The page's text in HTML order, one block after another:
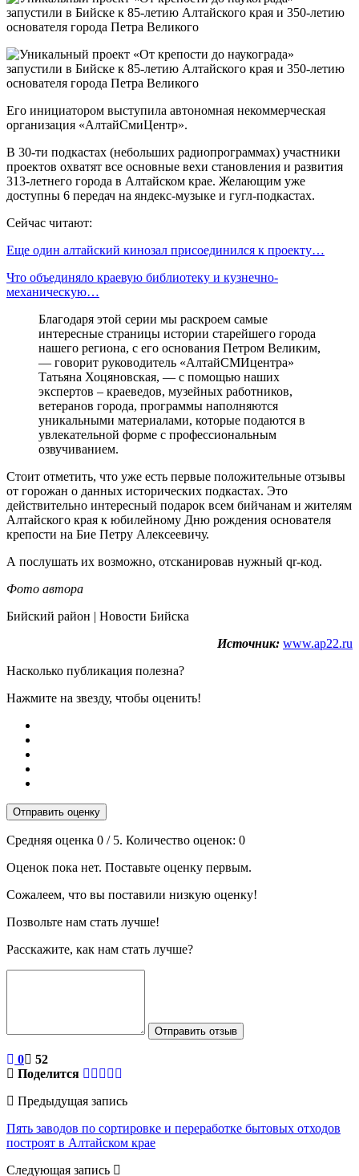
Его инициатором выступила автономная некоммерческая
организация «АлтайСмиЦентр».
В 30-ти подкастах (небольших радиопрограммах) участники
проектов охватят все основные вехи становления и развития
313-летнего города в Алтайском крае. Желающим уже
доступны 6 передач на яндекс-музыке и гугл-подкастах.
Сейчас читают:
Еще один алтайский кинозал присоединился к проекту…
Что объединяло краевую библиотеку и кузнечно-
механическую…
Благодаря этой серии мы раскроем самые
интересные страницы истории старейшего города
нашего региона, с его основания Петром Великим,
— говорит руководитель «АлтайСМИцентра»
Татьяна Хоцяновская, — с помощью наших
экспертов – краеведов, музейных работников,
ветеранов города, программы наполняются
уникальными материалами, которые подаются в
увлекательной форме с профессиональным
озвучиванием.
Стоит отметить, что уже есть первые положительные отзывы
от горожан о данных исторических подкастах. Это
действительно интересный подарок всем бийчанам и жителям
Алтайского края к юбилейному Дню рождения основателя
крепости на Бие Петру Алексеевичу.
А послушать их возможно, отсканировав нужный qr-код.
Фото автора
Бийский район | Новости Бийска
Источник: www.ap22.ru
Насколько публикация полезна?
Нажмите на звезду, чтобы оценить!
Отправить оценку
Средняя оценка 0 / 5. Количество оценок: 0
Оценок пока нет. Поставьте оценку первым.
Сожалеем, что вы поставили низкую оценку!
Позвольте нам стать лучше!
Расскажите, как нам стать лучше?
Отправить отзыв
0
52
Поделится
Предыдущая запись
Пять заводов по сортировке и переработке бытовых отходов
построят в Алтайском крае
Следующая запись